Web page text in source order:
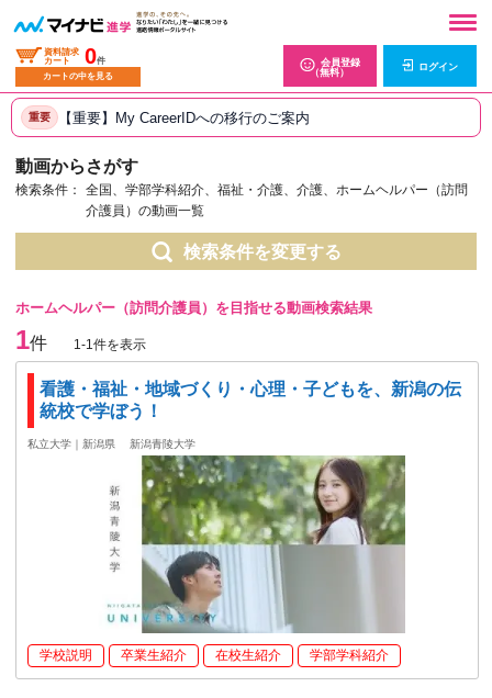
資料請求
カート
0件
カートの中を見る
会員登録
（無料）
ログイン
重要 【重要】My CareerIDへの移行のご案内
動画からさがす
検索条件：
全国、学部学科紹介、福祉・介護、介護、ホームヘルパー（訪問
介護員）の動画一覧
検索条件を変更する
ホームヘルパー（訪問介護員）を目指せる動画検索結果
1件 1-1件を表示
看護・福祉・地域づくり・心理・子どもを、新潟の伝
統校で学ぼう！
私立大学｜新潟県 新潟青陵大学
学校説明 卒業生紹介 在校生紹介 学部学科紹介